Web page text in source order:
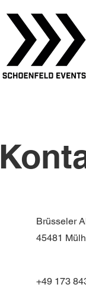
Brüsseler
45481
+49 173